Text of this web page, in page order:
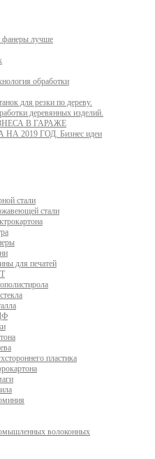
фанеры лучше
обработки
для резки по дереву.
деревянных изделий.
В ГАРАЖЕ
2019 ГОД. Бизнес идеи
стали
стали
для печатей
пластика
волоконных